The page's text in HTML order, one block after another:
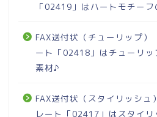
「02419」はハートモチー
FAX送付状（チューリップ
ート「02418」はチューリ
素材♪
FAX送付状（スタイリッシ
レート「02417」はスタイ